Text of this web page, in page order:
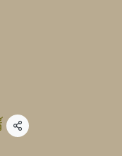
แชร์